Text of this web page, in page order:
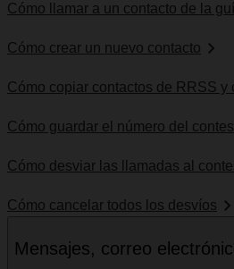
Cómo llamar a un contacto de la
Cómo crear un nuevo contacto
Cómo copiar contactos de RRSS y
Cómo guardar el número del
Cómo desviar las llamadas al
Cómo cancelar todos los desvíos
Mensajes, correo